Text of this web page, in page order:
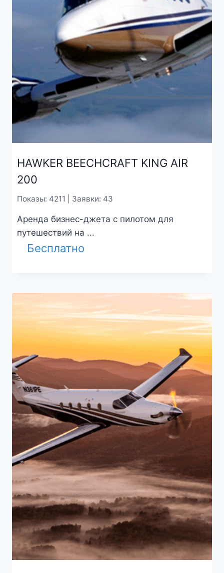
HAWKER BEECHCRAFT KING AIR
200
Показы: 4211 | Заявки: 43
Аренда бизнес-джета с пилотом для
путешествий на ...
Бесплатно